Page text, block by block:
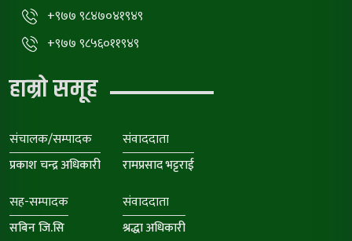
+९७७ ९८४७०४१९४९
+९७७ ९८५६०११९४९
हाम्रो समूह
संचालक/सम्पादक
प्रकाश चन्द्र अधिकारी
संवाददाता
रामप्रसाद भट्टराई
सह-सम्पादक
सबिन जि.सि
संवाददाता
श्रद्धा अधिकारी